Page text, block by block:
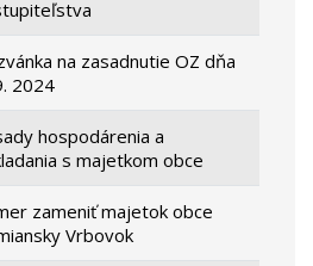
na zasadnutie OZ dňa
2024
hospodárenia a
s majetkom obce
zameniť majetok obce
Vrbovok